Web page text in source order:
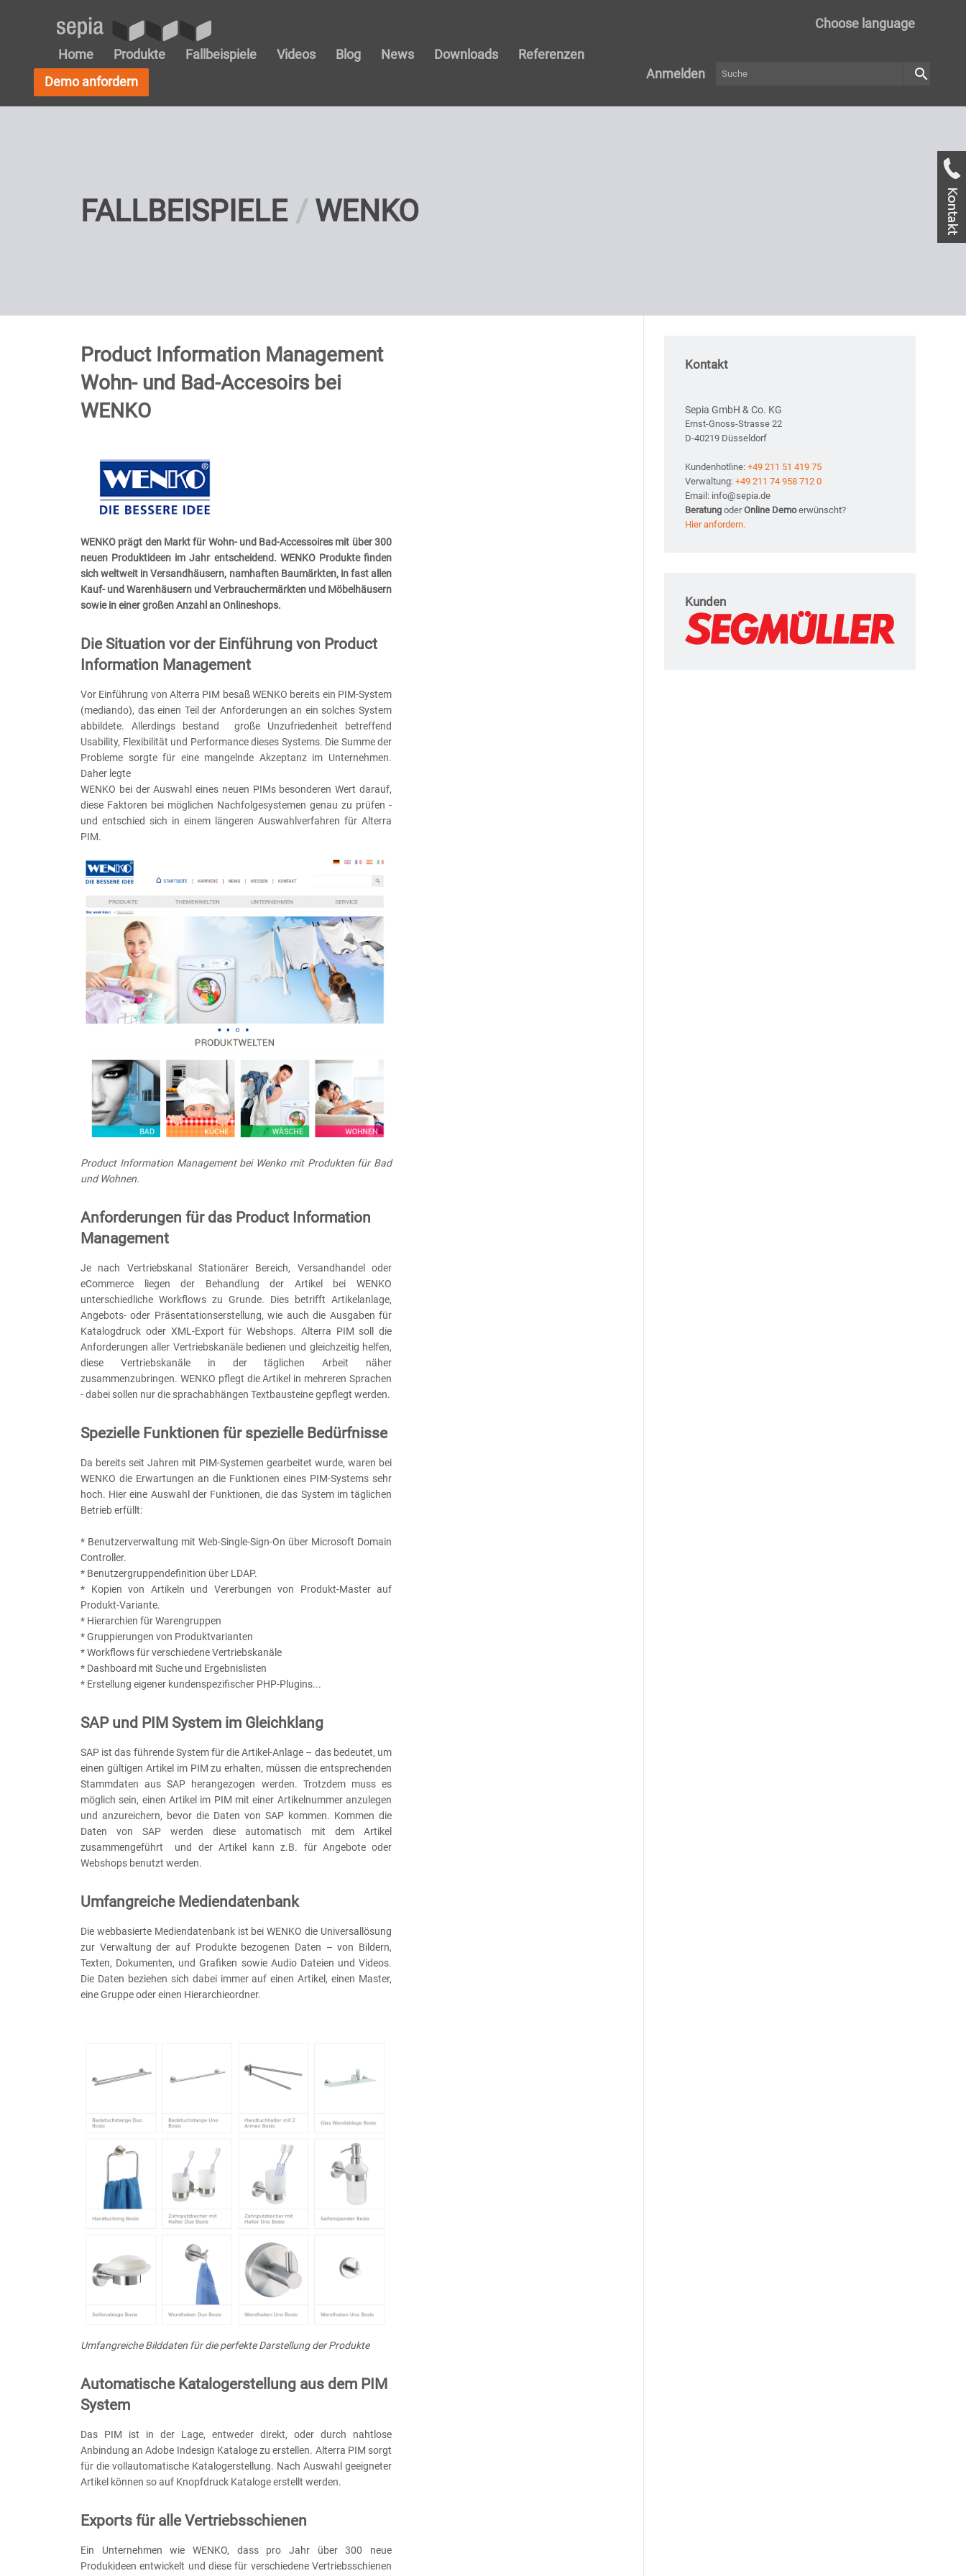
Choose language
Home Produkte Fallbeispiele Videos Blog News Downloads
Referenzen
Demo anfordern
Anmelden search
FALLBEISPIELE WENKO
Product Information Management
Wohn- und Bad-Accesoirs bei
WENKO
WENKO prägt den Markt für Wohn- und Bad-Accessoires mit über 300
neuen Produktideen im Jahr entscheidend. WENKO Produkte finden
sich weltweit in Versandhäusern, namhaften Baumärkten, in fast allen
Kauf- und Warenhäusern und Verbrauchermärkten und Möbelhäusern
sowie in einer großen Anzahl an Onlineshops.
Die Situation vor der Einführung von Product
Information Management
Vor Einführung von Alterra PIM besaß WENKO bereits ein PIM-System
(mediando), das einen Teil der Anforderungen an ein solches System
abbildete. Allerdings bestand große Unzufriedenheit betreffend
Usability, Flexibilität und Performance dieses Systems. Die Summe der
Probleme sorgte für eine mangelnde Akzeptanz im Unternehmen.
Daher legte
WENKO bei der Auswahl eines neuen PIMs besonderen Wert darauf,
diese Faktoren bei möglichen Nachfolgesystemen genau zu prüfen -
und entschied sich in einem längeren Auswahlverfahren für Alterra
PIM.
Product Information Management bei Wenko mit Produkten für Bad
und Wohnen.
Anforderungen für das Product Information
Management
Je nach Vertriebskanal Stationärer Bereich, Versandhandel oder
eCommerce liegen der Behandlung der Artikel bei WENKO
unterschiedliche Workflows zu Grunde. Dies betrifft Artikelanlage,
Angebots- oder Präsentationserstellung, wie auch die Ausgaben für
Katalogdruck oder XML-Export für Webshops. Alterra PIM soll die
Anforderungen aller Vertriebskanäle bedienen und gleichzeitig helfen,
diese Vertriebskanäle in der täglichen Arbeit näher
zusammenzubringen. WENKO pflegt die Artikel in mehreren Sprachen
- dabei sollen nur die sprachabhängen Textbausteine gepflegt werden.
Spezielle Funktionen für spezielle Bedürfnisse
Da bereits seit Jahren mit PIM-Systemen gearbeitet wurde, waren bei
WENKO die Erwartungen an die Funktionen eines PIM-Systems sehr
hoch. Hier eine Auswahl der Funktionen, die das System im täglichen
Betrieb erfüllt:
* Benutzerverwaltung mit Web-Single-Sign-On über Microsoft Domain
Controller.
* Benutzergruppendefinition über LDAP.
* Kopien von Artikeln und Vererbungen von Produkt-Master auf
Produkt-Variante.
* Hierarchien für Warengruppen
* Gruppierungen von Produktvarianten
* Workflows für verschiedene Vertriebskanäle
* Dashboard mit Suche und Ergebnislisten
* Erstellung eigener kundenspezifischer PHP-Plugins...
SAP und PIM System im Gleichklang
SAP ist das führende System für die Artikel-Anlage – das bedeutet, um
einen gültigen Artikel im PIM zu erhalten, müssen die entsprechenden
Stammdaten aus SAP herangezogen werden. Trotzdem muss es
möglich sein, einen Artikel im PIM mit einer Artikelnummer anzulegen
und anzureichern, bevor die Daten von SAP kommen. Kommen die
Daten von SAP werden diese automatisch mit dem Artikel
zusammengeführt und der Artikel kann z.B. für Angebote oder
Webshops benutzt werden.
Umfangreiche Mediendatenbank
Die webbasierte Mediendatenbank ist bei WENKO die Universallösung
zur Verwaltung der auf Produkte bezogenen Daten – von Bildern,
Texten, Dokumenten, und Grafiken sowie Audio Dateien und Videos.
Die Daten beziehen sich dabei immer auf einen Artikel, einen Master,
eine Gruppe oder einen Hierarchieordner.
Umfangreiche Bilddaten für die perfekte Darstellung der Produkte
Automatische Katalogerstellung aus dem PIM
System
Das PIM ist in der Lage, entweder direkt, oder durch nahtlose
Anbindung an Adobe Indesign Kataloge zu erstellen. Alterra PIM sorgt
für die vollautomatische Katalogerstellung. Nach Auswahl geeigneter
Artikel können so auf Knopfdruck Kataloge erstellt werden.
Exports für alle Vertriebsschienen
Ein Unternehmen wie WENKO, dass pro Jahr über 300 neue
Produkideen entwickelt und diese für verschiedene Vertriebsschienen
Kontakt
Sepia GmbH & Co. KG
Ernst-Gnoss-Strasse 22
D-40219 Düsseldorf
Kundenhotline: +49 211 51 419 75
Verwaltung: +49 211 74 958 712 0
Email: info@sepia.de
Beratung oderOnline Demoerwünscht?
Hier anfordern.
Kunden